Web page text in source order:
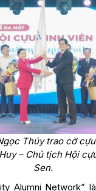
Thúy trao cờ
– Chủ tịch Hội
Sen.
Alumni Network”